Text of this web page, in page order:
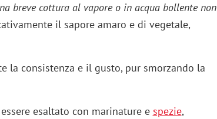
breve cottura al vapore o in acqua bollente non
il sapore amaro e di vegetale,
la consistenza e il gusto, pur smorzando la
esaltato con marinature e spezie,